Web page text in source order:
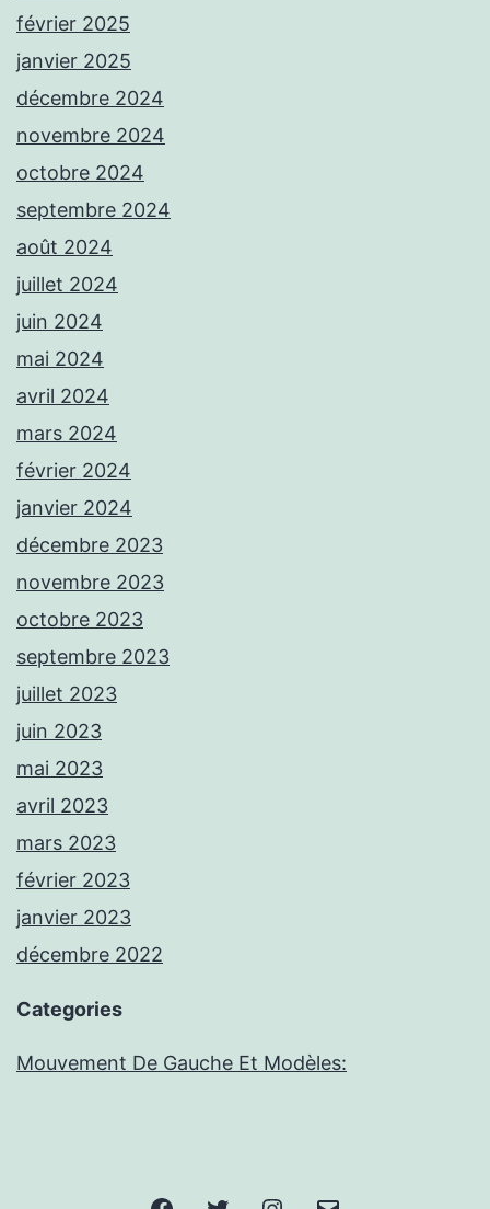
février 2025
janvier 2025
décembre 2024
novembre 2024
octobre 2024
septembre 2024
août 2024
juillet 2024
juin 2024
mai 2024
avril 2024
mars 2024
février 2024
janvier 2024
décembre 2023
novembre 2023
octobre 2023
septembre 2023
juillet 2023
juin 2023
mai 2023
avril 2023
mars 2023
février 2023
janvier 2023
décembre 2022
Categories
Mouvement De Gauche Et Modèles: